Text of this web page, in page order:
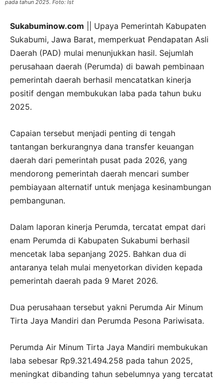
pada tahun 2025. Foto: Ist
Sukabuminow.com || Upaya Pemerintah Kabupaten
Sukabumi, Jawa Barat, memperkuat Pendapatan Asli
Daerah (PAD) mulai menunjukkan hasil. Sejumlah
perusahaan daerah (Perumda) di bawah pembinaan
pemerintah daerah berhasil mencatatkan kinerja
positif dengan membukukan laba pada tahun buku
2025.
Capaian tersebut menjadi penting di tengah
tantangan berkurangnya dana transfer keuangan
daerah dari pemerintah pusat pada 2026, yang
mendorong pemerintah daerah mencari sumber
pembiayaan alternatif untuk menjaga kesinambungan
pembangunan.
Dalam laporan kinerja Perumda, tercatat empat dari
enam Perumda di Kabupaten Sukabumi berhasil
mencetak laba sepanjang 2025. Bahkan dua di
antaranya telah mulai menyetorkan dividen kepada
pemerintah daerah pada 9 Maret 2026.
Dua perusahaan tersebut yakni Perumda Air Minum
Tirta Jaya Mandiri dan Perumda Pesona Pariwisata.
Perumda Air Minum Tirta Jaya Mandiri membukukan
laba sebesar Rp9.321.494.258 pada tahun 2025,
meningkat dibanding tahun sebelumnya yang tercatat